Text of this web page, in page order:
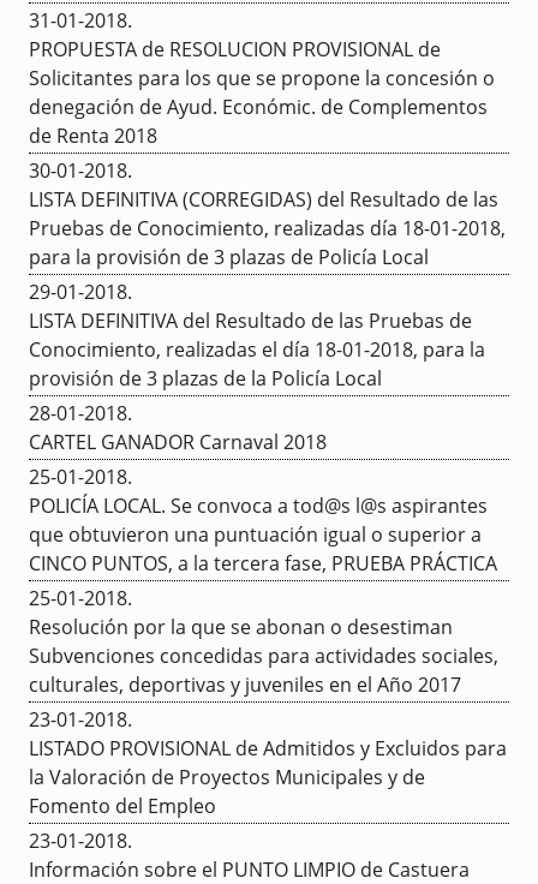
31-01-2018.
PROPUESTA de RESOLUCION PROVISIONAL de
Solicitantes para los que se propone la concesión o
denegación de Ayud. Económic. de Complementos
de Renta 2018
30-01-2018.
LISTA DEFINITIVA (CORREGIDAS) del Resultado de las
Pruebas de Conocimiento, realizadas día 18-01-2018,
para la provisión de 3 plazas de Policía Local
29-01-2018.
LISTA DEFINITIVA del Resultado de las Pruebas de
Conocimiento, realizadas el día 18-01-2018, para la
provisión de 3 plazas de la Policía Local
28-01-2018.
CARTEL GANADOR Carnaval 2018
25-01-2018.
POLICÍA LOCAL. Se convoca a tod@s l@s aspirantes
que obtuvieron una puntuación igual o superior a
CINCO PUNTOS, a la tercera fase, PRUEBA PRÁCTICA
25-01-2018.
Resolución por la que se abonan o desestiman
Subvenciones concedidas para actividades sociales,
culturales, deportivas y juveniles en el Año 2017
23-01-2018.
LISTADO PROVISIONAL de Admitidos y Excluidos para
la Valoración de Proyectos Municipales y de
Fomento del Empleo
23-01-2018.
Información sobre el PUNTO LIMPIO de Castuera